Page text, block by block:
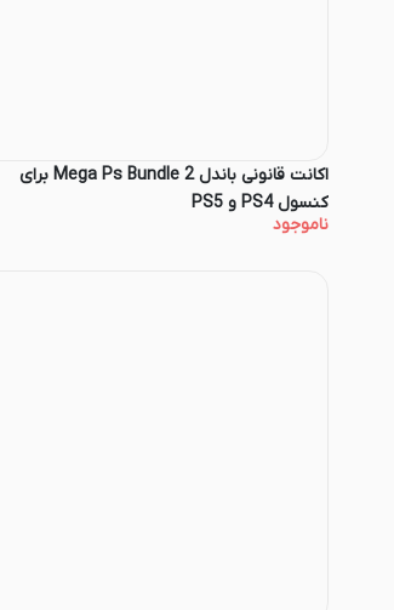
اکانت قانونی باندل Mega Ps Bundle 2 برای
کنسول PS4 و PS5
ناموجود